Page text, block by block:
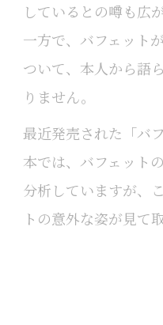
しているとの噂も広
一方で、バフェット
ついて、本人から語
りません。
最近発売された「バ
本では、バフェット
分析していますが、
トの意外な姿が見て